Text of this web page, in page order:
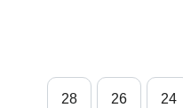
24
26
28